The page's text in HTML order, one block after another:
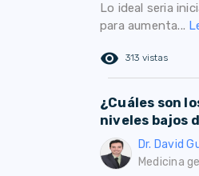
Lo ideal seria
para aumenta...
remove_red_eye 313 vistas
¿Cuáles son
niveles bajos
Dr. David
Medicina